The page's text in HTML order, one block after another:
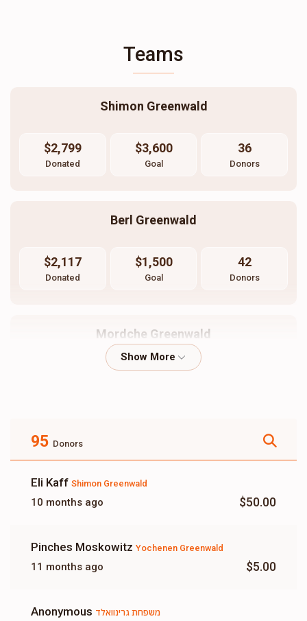
Teams
Shimon Greenwald
$2,799
Donated
$3,600
Goal
36
Donors
Berl Greenwald
$2,117
Donated
$1,500
Goal
42
Donors
Mordche Greenwald
$905
Donated
$1,000
Donors
95 Donors
Eli Kaff Shimon Greenwald
10 months ago $50.00
Pinches Moskowitz Yochenen Greenwald
11 months ago $5.00
Anonymous משפחת גרינוואלד